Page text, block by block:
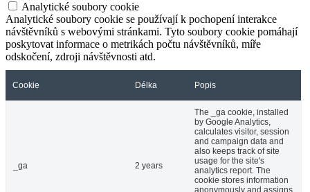
Analytické soubory cookie
Analytické soubory cookie se používají k pochopení interakce
návštěvníků s webovými stránkami. Tyto soubory cookie pomáhají
poskytovat informace o metrikách počtu návštěvníků, míře
odskočení, zdroji návštěvnosti atd.
Cookie Délka Popis
_ga 2 years
The _ga cookie, installed
by Google Analytics,
calculates visitor, session
and campaign data and
also keeps track of site
usage for the site's
analytics report. The
cookie stores information